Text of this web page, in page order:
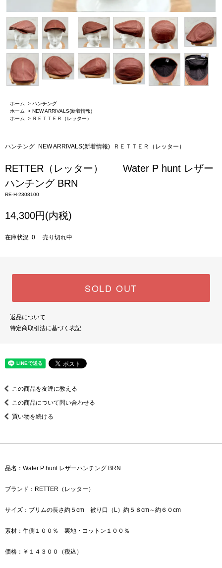
ホーム > ハンチング
ホーム
> NEW ARRIVALS(新着情報)
ホーム
> ＲＥＴＴＥＲ（レッター）
ハンチング NEW ARRIVALS(新着情報) ＲＥＴＴＥＲ（レッター）
RETTER（レッター） Water P hunt レザー
ハンチング BRN
RE-H-2308100
14,300円(内税)
在庫状況 0 売り切れ中
SOLD OUT
返品について
特定商取引法に基づく表記
この商品を友達に教える
この商品について問い合わせる
買い物を続ける
品名：Water P hunt レザーハンチング BRN
ブランド：RETTER（レッター）
サイズ：ブリムの長さ約５cm 被り口（L）約５８cm～約６０cm
素材：牛側１００％ 裏地・コットン１００％
価格：￥１４３００（税込）